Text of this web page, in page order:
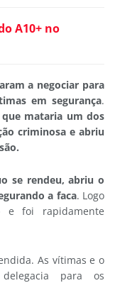
A10+ no
a negociar para
em segurança.
mataria um dos
criminosa e abriu
se rendeu, abriu o
a faca. Logo
foi rapidamente
As vítimas e o
para os